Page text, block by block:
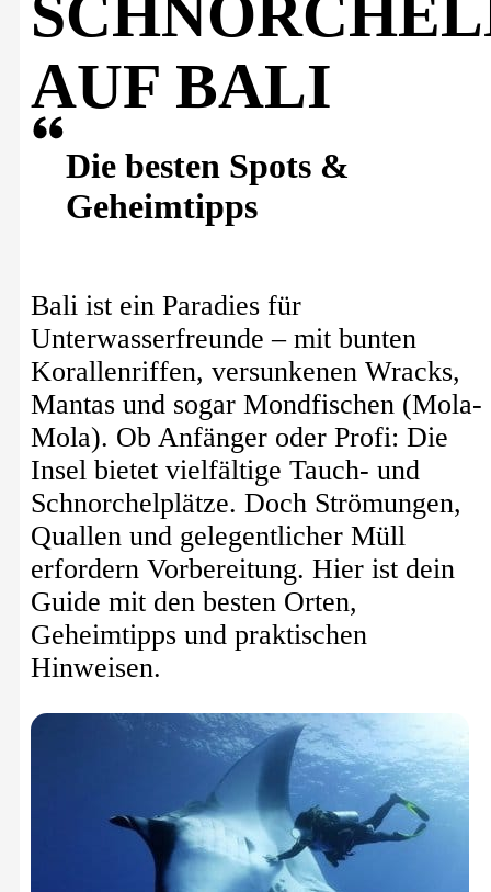
AUF BALI
Die besten Spots &
Geheimtipps
Bali ist ein Paradies für
Unterwasserfreunde – mit bunten
Korallenriffen, versunkenen Wracks,
Mantas und sogar Mondfischen (Mola-
Mola). Ob Anfänger oder Profi: Die
Insel bietet vielfältige Tauch- und
Schnorchelplätze. Doch Strömungen,
Quallen und gelegentlicher Müll
erfordern Vorbereitung. Hier ist dein
Guide mit den besten Orten,
Geheimtipps und praktischen
Hinweisen.